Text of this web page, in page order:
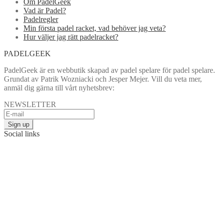
Vad är Padel?
Padelregler
Min första padel racket, vad behöver jag veta?
Hur väljer jag rätt padelracket?
PADELGEEK
PadelGeek är en webbutik skapad av padel spelare för padel spelare.
Grundat av Patrik Wozniacki och Jesper Mejer. Vill du veta mer,
anmäl dig gärna till vårt nyhetsbrev:
NEWSLETTER
Social links